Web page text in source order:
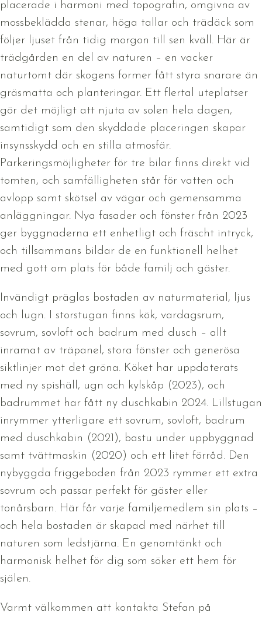
placerade i harmoni med topografin, omgivna av
mossbeklädda stenar, höga tallar och trädäck som
följer ljuset från tidig morgon till sen kväll. Här är
trädgården en del av naturen – en vacker
naturtomt där skogens former fått styra snarare än
gräsmatta och planteringar. Ett flertal uteplatser
gör det möjligt att njuta av solen hela dagen,
samtidigt som den skyddade placeringen skapar
insynsskydd och en stilla atmosfär.
Parkeringsmöjligheter för tre bilar finns direkt vid
tomten, och samfälligheten står för vatten och
avlopp samt skötsel av vägar och gemensamma
anläggningar. Nya fasader och fönster från 2023
ger byggnaderna ett enhetligt och fräscht intryck,
och tillsammans bildar de en funktionell helhet
med gott om plats för både familj och gäster.
Invändigt präglas bostaden av naturmaterial, ljus
och lugn. I storstugan finns kök, vardagsrum,
sovrum, sovloft och badrum med dusch – allt
inramat av träpanel, stora fönster och generösa
siktlinjer mot det gröna. Köket har uppdaterats
med ny spishäll, ugn och kylskåp (2023), och
badrummet har fått ny duschkabin 2024. Lillstugan
inrymmer ytterligare ett sovrum, sovloft, badrum
med duschkabin (2021), bastu under uppbyggnad
samt tvättmaskin (2020) och ett litet förråd. Den
nybyggda friggeboden från 2023 rymmer ett extra
sovrum och passar perfekt för gäster eller
tonårsbarn. Här får varje familjemedlem sin plats –
och hela bostaden är skapad med närhet till
naturen som ledstjärna. En genomtänkt och
harmonisk helhet för dig som söker ett hem för
själen.
Varmt välkommen att kontakta Stefan på